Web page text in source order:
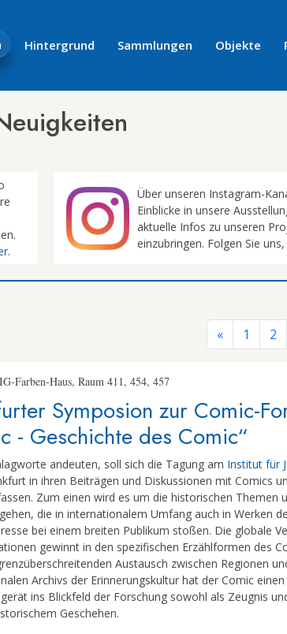
Hintergrund Sammlungen Objekte
.
Über unseren Instagram-
Einblicke in unsere
aktuelle Infos zu unseren
einzubringen. Folgen Sie
« 1 2
Farben-Haus, Raum 411, 454, 457
Symposion zur Comic-
- Geschichte des Comic“
andeuten, soll sich die Tagung am Institut für
in ihren Beiträgen und Diskussionen mit Comics
Zum einen wird es um die historischen Themen
die in internationalem Umfang auch in Werken
bei einem breiten Publikum stoßen. Die globale
gewinnt in den spezifischen Erzählformen des
Austausch zwischen Regionen
Archivs der Erinnerungskultur hat der Comic
ins Blickfeld der Forschung sowohl als Zeugnis
Geschehen.